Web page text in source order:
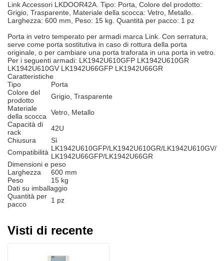
Link Accessori LKDOOR42A. Tipo: Porta, Colore del prodotto:
Grigio, Trasparente, Materiale della scocca: Vetro, Metallo.
Larghezza: 600 mm, Peso: 15 kg. Quantità per pacco: 1 pz
Porta in vetro temperato per armadi marca Link. Con serratura,
serve come porta sostitutiva in caso di rottura della porta
originale, o per cambiare una porta traforata in una porta in vetro.
Per i seguenti armadi: LK1942U610GFP LK1942U610GR
LK1942U610GV LK1942U66GFP LK1942U66GR
Caratteristiche
Tipo
Porta
Colore del
prodotto
Grigio, Trasparente
Materiale
della scocca
Vetro, Metallo
Capacità di
rack
42U
Chiusura
Sì
Compatibilità LK1942U610GFP/LK1942U610GR/LK1942U610GV/
LK1942U66GFP/LK1942U66GR
Dimensioni e peso
Larghezza
600 mm
Peso
15 kg
Dati su imballaggio
Quantità per
pacco
1 pz
Visti di recente